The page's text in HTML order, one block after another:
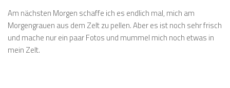
Am nächsten Morgen schaffe ich es endlich mal, mich am
Morgengrauen aus dem Zelt zu pellen. Aber es ist noch sehr frisch
und mache nur ein paar Fotos und mummel mich noch etwas in
mein Zelt.